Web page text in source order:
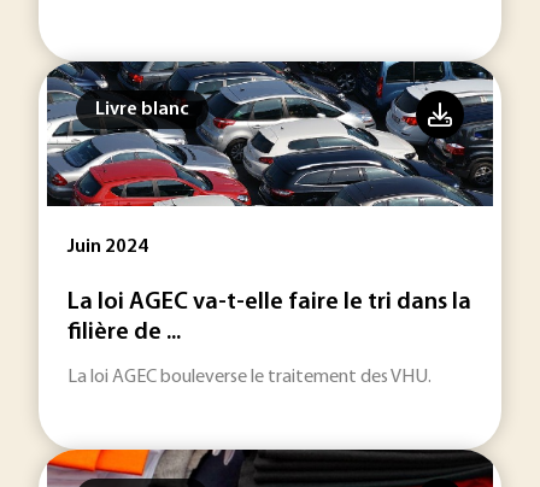
Livre blanc
Juin 2024
La loi AGEC va-t-elle faire le tri dans la
filière de ...
La loi AGEC bouleverse le traitement des VHU.